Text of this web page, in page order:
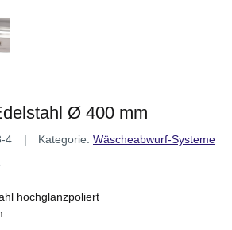
Ø 400 mm
4 Kategorie: Wäscheabwurf-Systeme
hochglanzpoliert